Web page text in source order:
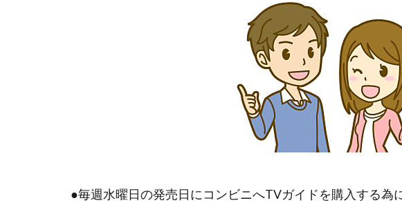
●毎週水曜日の発売日にコンビニへTVガイドを購入する為